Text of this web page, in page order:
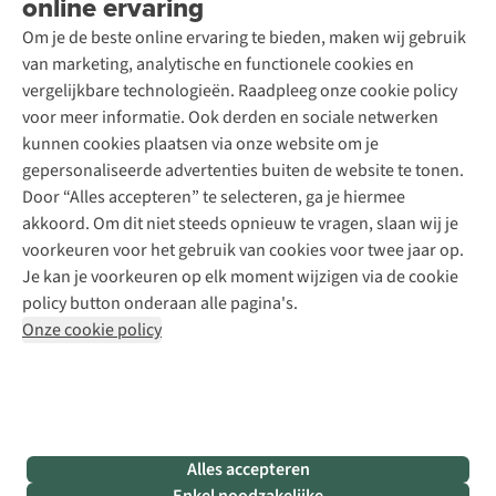
Om je de beste online ervaring te bieden, maken wij gebruik
van marketing, analytische en functionele cookies en
vergelijkbare technologieën. Raadpleeg onze cookie policy
voor meer informatie. Ook derden en sociale netwerken
kunnen cookies plaatsen via onze website om je
gepersonaliseerde advertenties buiten de website te tonen.
Door “Alles accepteren” te selecteren, ga je hiermee
akkoord. Om dit niet steeds opnieuw te vragen, slaan wij je
voorkeuren voor het gebruik van cookies voor twee jaar op.
Je kan je voorkeuren op elk moment wijzigen via de cookie
policy button onderaan alle pagina's.
Onze cookie policy
Alles accepteren
Contact
Toegankelijkheidsverklaring
Schoenonderhoud
Schoenherstelling
Kledingherstelling
Retouches
Voor bedrijven
Explore Academy
Explore Camp
Gear Check
Inspiratie & advies
Meld je aan voor de nieuwsbrief
Follow us
Disclaimer Privacy Policy
Algemene voorwaarden
Cookie Policy